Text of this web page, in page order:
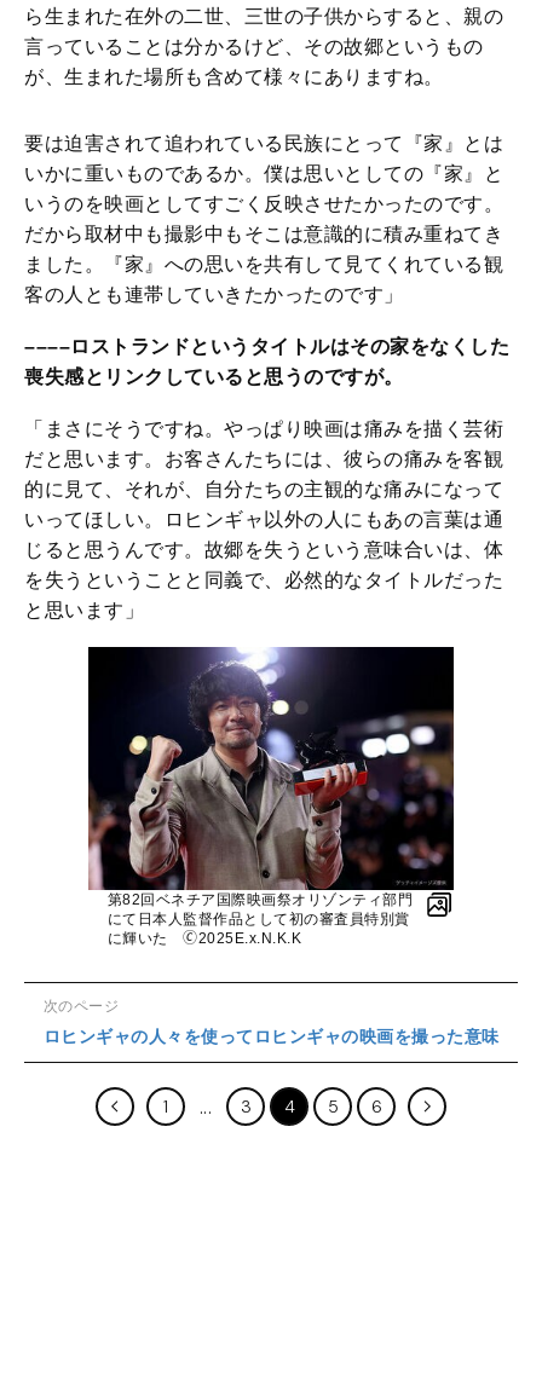
ら生まれた在外の二世、三世の子供からすると、親の
言っていることは分かるけど、その故郷というもの
が、生まれた場所も含めて様々にありますね。
要は迫害されて追われている民族にとって『家』とは
いかに重いものであるか。僕は思いとしての『家』と
いうのを映画としてすごく反映させたかったのです。
だから取材中も撮影中もそこは意識的に積み重ねてき
ました。『家』への思いを共有して見てくれている観
客の人とも連帯していきたかったのです」
––––ロストランドというタイトルはその家をなくした
喪失感とリンクしていると思うのですが。
「まさにそうですね。やっぱり映画は痛みを描く芸術
だと思います。お客さんたちには、彼らの痛みを客観
的に見て、それが、自分たちの主観的な痛みになって
いってほしい。ロヒンギャ以外の人にもあの言葉は通
じると思うんです。故郷を失うという意味合いは、体
を失うということと同義で、必然的なタイトルだった
と思います」
第82回ベネチア国際映画祭オリゾンティ部門
にて日本人監督作品として初の審査員特別賞
に輝いた 🄫2025E.x.N.K.K
次のページ
ロヒンギャの人々を使ってロヒンギャの映画を撮った意味
1 3 4 5 6